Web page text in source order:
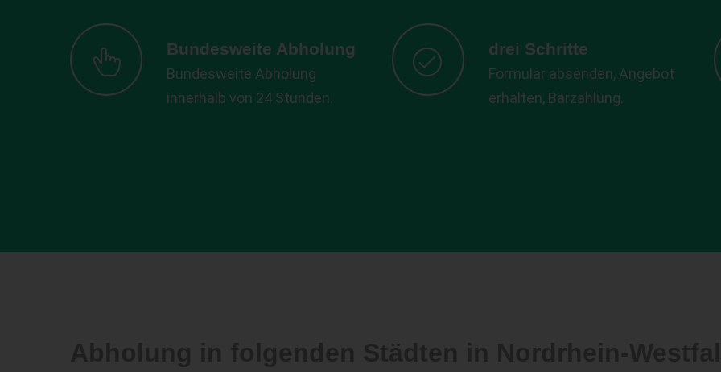
Bundesweite Abholung
Bundesweite Abholung
innerhalb von 24 Stunden.
drei Schritte
Formular absenden, Angebot
erhalten, Barzahlung.